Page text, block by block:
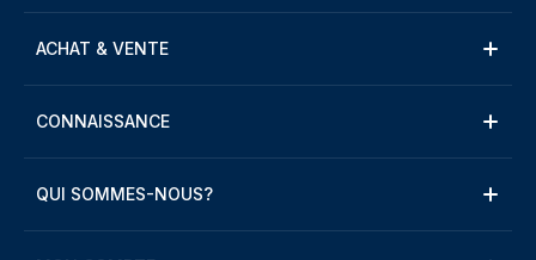
ACHAT & VENTE
CONNAISSANCE
QUI SOMMES-NOUS?